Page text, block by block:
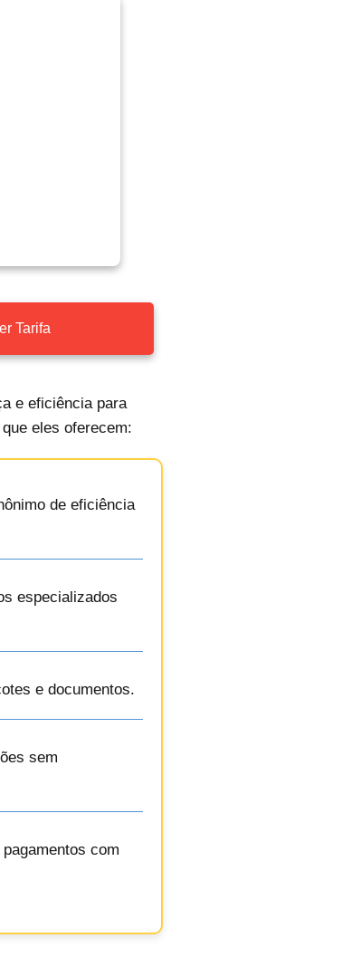
Tarifa
e eficiência para
eles oferecem:
de eficiência
especializados
e documentos.
sem
com